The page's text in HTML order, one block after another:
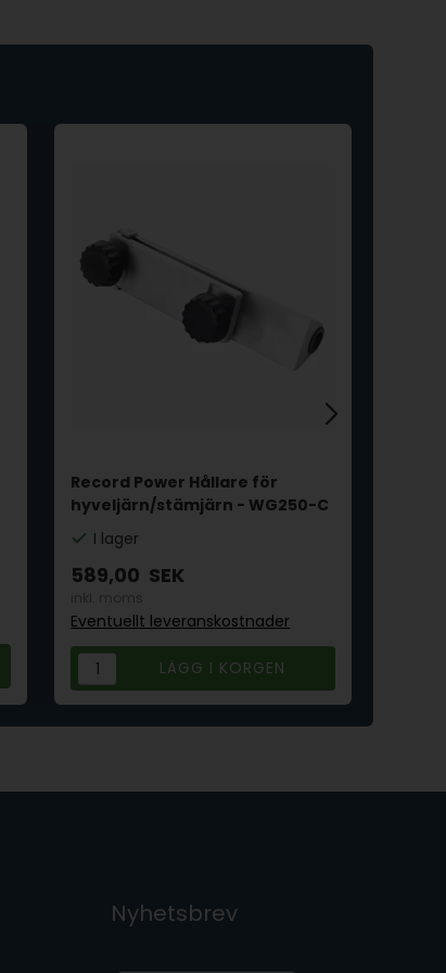
Record Power Hållare för
hyveljärn/stämjärn - WG250-C
I lager
589,00 SEK
Eventuellt leveranskostnader
Nyhetsbrev